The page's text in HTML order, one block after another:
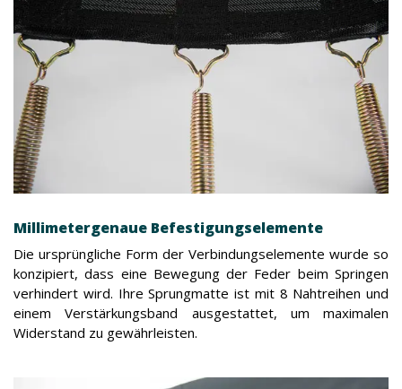
Millimetergenaue Befestigungselemente
Die ursprüngliche Form der Verbindungselemente wurde so
konzipiert, dass eine Bewegung der Feder beim Springen
verhindert wird. Ihre Sprungmatte ist mit 8 Nahtreihen und
einem Verstärkungsband ausgestattet, um maximalen
Widerstand zu gewährleisten.